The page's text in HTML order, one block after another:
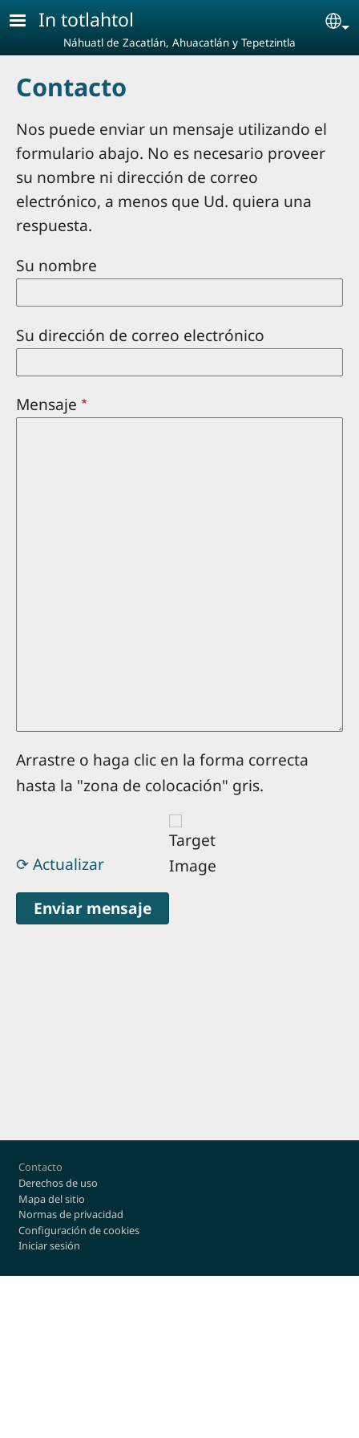
Pasar al contenido principal
In totlahtol
Náhuatl de Zacatlán, Ahuacatlán y Tepetzintla
Contacto
Nos puede enviar un mensaje utilizando el
formulario abajo. No es necesario proveer
su nombre ni dirección de correo
electrónico, a menos que Ud. quiera una
respuesta.
Su nombre
Su dirección de correo electrónico
Mensaje
Arrastre o haga clic en la forma correcta
hasta la "zona de colocación" gris.
⟳ Actualizar
Footer
Contacto
Derechos de uso
Mapa del sitio
Normas de privacidad
Configuración de cookies
Iniciar sesión